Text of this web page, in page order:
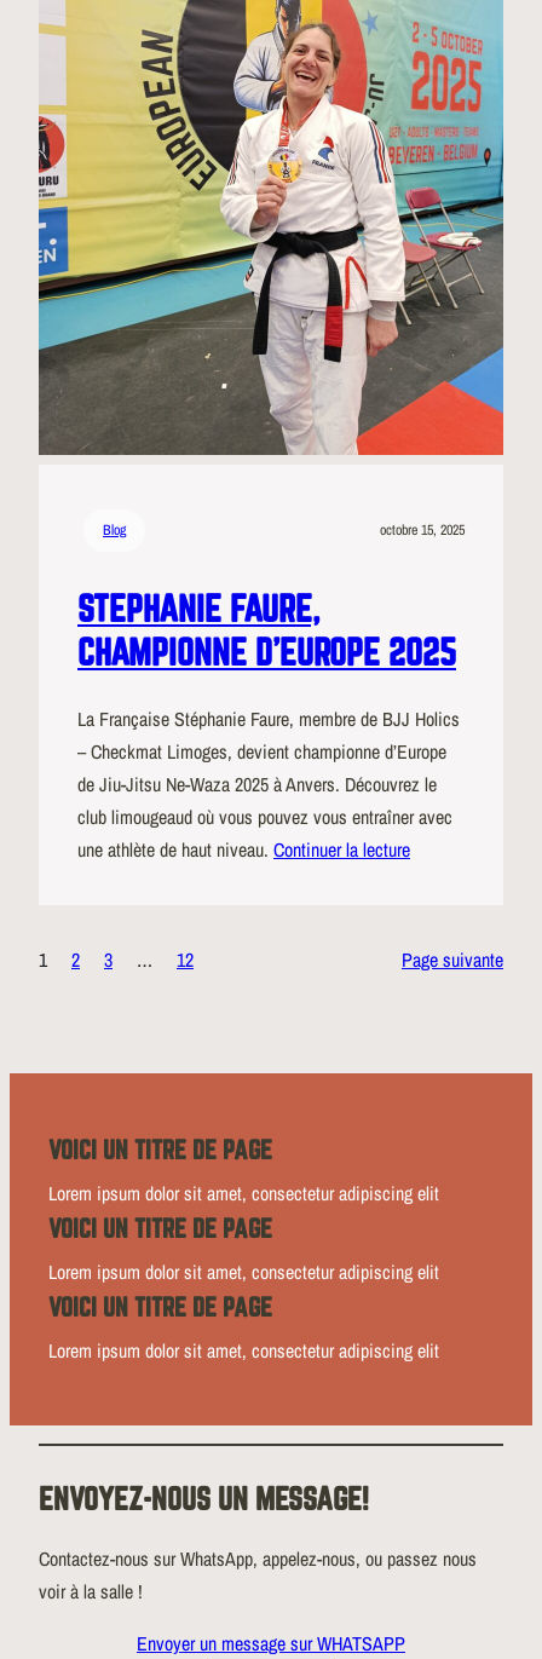
Blog octobre 15, 2025
STEPHANIE FAURE,
CHAMPIONNE D’EUROPE 2025
La Française Stéphanie Faure, membre de BJJ Holics
– Checkmat Limoges, devient championne d’Europe
de Jiu-Jitsu Ne-Waza 2025 à Anvers. Découvrez le
club limougeaud où vous pouvez vous entraîner avec
une athlète de haut niveau. Continuer la lecture
1 2 3 … 12 Page suivante
VOICI UN TITRE DE PAGE
Lorem ipsum dolor sit amet, consectetur adipiscing elit
VOICI UN TITRE DE PAGE
Lorem ipsum dolor sit amet, consectetur adipiscing elit
VOICI UN TITRE DE PAGE
Lorem ipsum dolor sit amet, consectetur adipiscing elit
ENVOYEZ-NOUS UN MESSAGE!
Contactez-nous sur WhatsApp, appelez-nous, ou passez nous
voir à la salle !
Envoyer un message sur WHATSAPP